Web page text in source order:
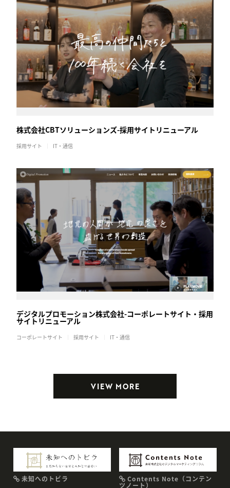
株式会社CBTソリューションズ-採用サイトリニューアル
採用サイト IT・通信
デジタルプロモーション株式会社-コーポレートサイト・採用
サイトリニューアル
コーポレートサイト 採用サイト IT・通信
VIEW MORE
未知へのトビラ Contents Note（コンテン
ツノート）